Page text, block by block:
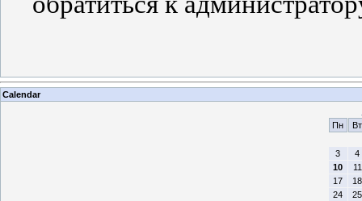
Calendar
Пн
Вт
3
4
10
11
17
18
24
25